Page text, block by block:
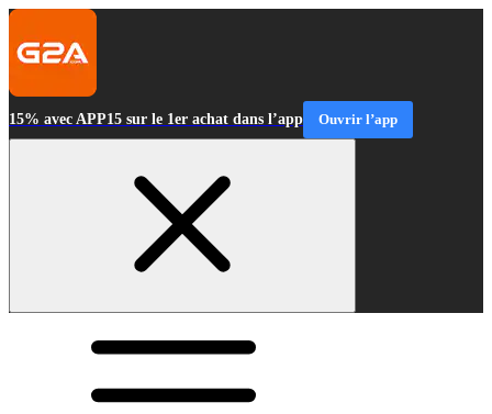
15% avec APP15 sur le 1er achat dans l’app Ouvrir l’app